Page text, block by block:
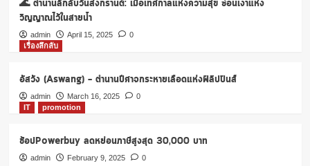
🌊 ตำนานลึกลับวันสงกรานต์: เมื่อเทศกาลแห่งความสุข ซ่อนเงาแห่ง
วิญญาณไว้ในสายน้ำ
admin April 15, 2025
0
เรื่องลึกลับ
อัสวัง (Aswang) – ตำนานปีศาจกระหายเลือดแห่งฟิลิปปินส์
admin March 16, 2025
0
IT
promotion
ช้อปPowerbuy ลดหย่อนภาษีสูงสุด 30,000 บาท
admin February 9, 2025 0